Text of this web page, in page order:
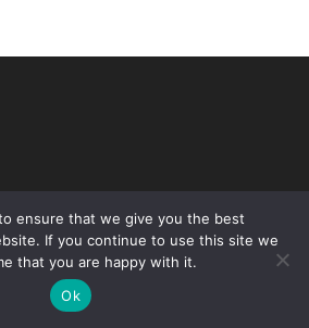
WordPress Theme by OceanWP
ensure that we give you the best
If you continue to use this site we
that you are happy with it.
Ok